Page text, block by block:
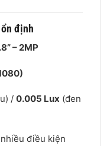
định
– 2MP
/ 0.005 Lux (đen
điều kiện